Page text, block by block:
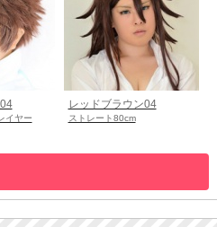
イヤー
レッドブラウン04
ストレート80cm